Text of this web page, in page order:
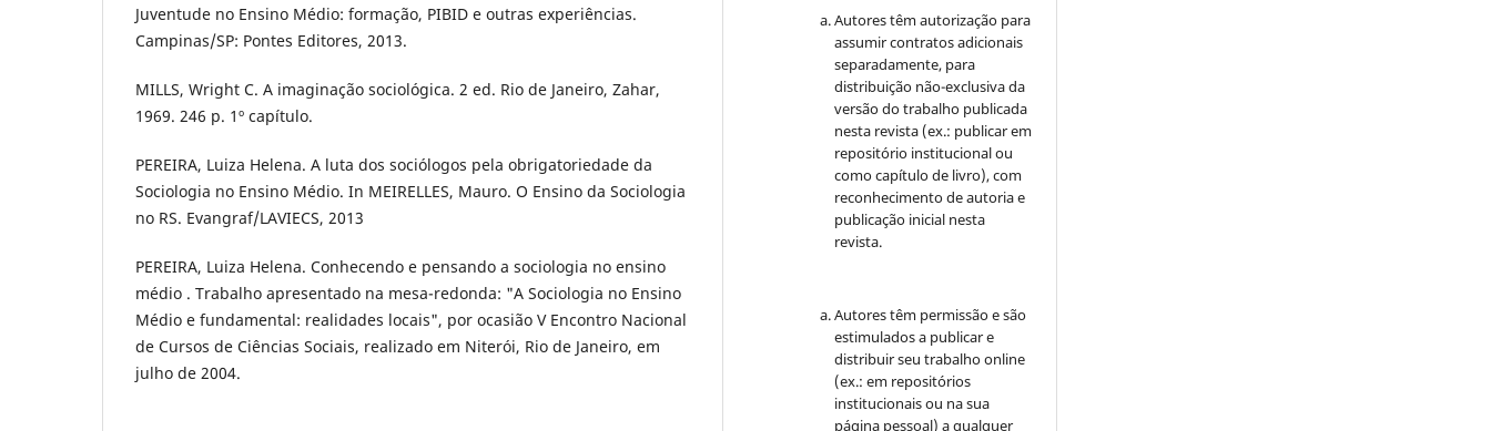
Juventude no Ensino Médio: formação, PIBID e outras experiências.
Campinas/SP: Pontes Editores, 2013.
MILLS, Wright C. A imaginação sociológica. 2 ed. Rio de Janeiro, Zahar,
1969. 246 p. 1º capítulo.
PEREIRA, Luiza Helena. A luta dos sociólogos pela obrigatoriedade da
Sociologia no Ensino Médio. In MEIRELLES, Mauro. O Ensino da Sociologia
no RS. Evangraf/LAVIECS, 2013
PEREIRA, Luiza Helena. Conhecendo e pensando a sociologia no ensino
médio . Trabalho apresentado na mesa-redonda: "A Sociologia no Ensino
Médio e fundamental: realidades locais", por ocasião V Encontro Nacional
de Cursos de Ciências Sociais, realizado em Niterói, Rio de Janeiro, em
julho de 2004.
Autores têm autorização para
assumir contratos adicionais
separadamente, para
distribuição não-exclusiva da
versão do trabalho publicada
nesta revista (ex.: publicar em
repositório institucional ou
como capítulo de livro), com
reconhecimento de autoria e
publicação inicial nesta
revista.
Autores têm permissão e são
estimulados a publicar e
distribuir seu trabalho online
(ex.: em repositórios
institucionais ou na sua
página pessoal) a qualquer